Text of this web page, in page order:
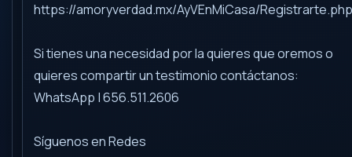
https://amoryverdad.mx/AyVEnMiCasa/Registrarte.php
Si tienes una necesidad por la quieres que oremos o
quieres compartir un testimonio contáctanos:
WhatsApp | 656.511.2606
Síguenos en Redes